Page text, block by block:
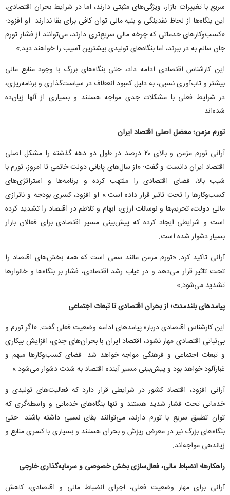
سریع با تغییرات بازار، ویژگی‌های مثبتی دارند، اما در شرایط بحران اقتصادی،
این بنگاه‌ها از لحاظ نقدینگی و بنیه مالی توان کافی برای بقا ندارند. او افزود:
«کسب‌وکارهای خدماتی که چرخه مالی سریع‌تری دارند، می‌توانند از فشار تورم
جان سالم به در ببرند، اما بنگاه‌های تولیدی بیشترین آسیب را خواهند دید.»
این کارشناس اقتصادی ادامه داد، حتی بنگاه‌های بزرگ با وجود منابع مالی
بیشتر و تاب‌آوری نسبی، به دلیل کمبود انعطاف در سیاست‌گذاری و برنامه‌ریزی،
در شرایط فعلی با مشکلات جدی مواجه هستند و بسیاری از آنها زیان‌ده
شده‌اند.
تورم مزمن؛ معضل اصلی اقتصاد ایران
آرانی تورم مزمن و بالای ۲۰ درصد در طول دو دهه گذشته را مشکل اصلی
اقتصاد ایران دانست و گفت: «از سال‌های پایانی دولت خاتمی تا امروز، تورم با
شیب بالا، فضای اقتصادی را ملتهب کرده و برنامه‌ها و استراتژی‌های
کسب‌وکار‌ها را تحت تاثیر قرار داده است.» او افزود، کسری بودجه و ناترازی
مالی دولت، تحریم‌ها و نوسانات ارزی، ابهام و تلاطم در اقتصاد را تشدید کرده
است و شرایطی ایجاد کرده که پیش‌بینی مسیر اقتصادی برای فعالان بازار
بسیار دشوار شده است.
آرانی تاکید کرد: «تورم مزمن مانند سمی است که همه بخش‌های اقتصاد را
تحت تاثیر قرار می‌دهد و در غیاب رشد اقتصادی، فشار بر بنگاه‌ها و خانوار‌ها
تشدید می‌شود.»
پیامد‌های بلندمدت؛ از بحران اقتصادی تا تبعات اجتماعی
این کارشناس اقتصادی درباره پیامد‌های ادامه وضعیت فعلی گفت: «اگر تورم و
بی‌ثباتی اقتصادی مهار نشود، اقتصاد ایران با بحران‌های جدی، افزایش بیکاری
و تبعات اجتماعی و فرهنگی مواجه خواهد شد. فضای کسب‌وکار‌ها مبهم و
غبارآلود خواهد بود و پیش‌بینی مسیر آینده اقتصاد به شدت دشوار می‌شود.»
آرانی افزود، اقتصاد کشور در شرایطی قرار دارد که فعالیت‌های تولیدی و
خدماتی تحت فشار شدید هستند و تنها بنگاه‌های خدماتی و واسطه‌گری که
توان تطبیق سریع با تورم دارند، می‌توانند بقای نسبی داشته باشند. حتی
بنگاه‌های بزرگ نیز در معرض ریزش و بحران هستند و بسیاری با کسری منابع و
زیاندهی مواجه‌اند.
راهکارها؛ انضباط مالی، فعال‌سازی بخش خصوصی و سرمایه‌گذاری خارجی
آرانی برای مهار وضعیت فعلی، اجرای انضباط مالی و اقتصادی، کاهش